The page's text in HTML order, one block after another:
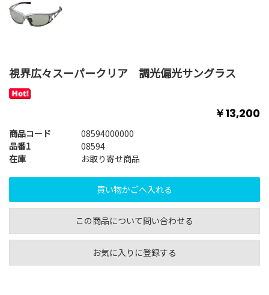
視界広々スーパークリア 調光偏光サングラス
￥13,200
商品コード
08594000000
品番1
08594
在庫
お取り寄せ商品
お気に入りに登録する
この商品について問い合わせる